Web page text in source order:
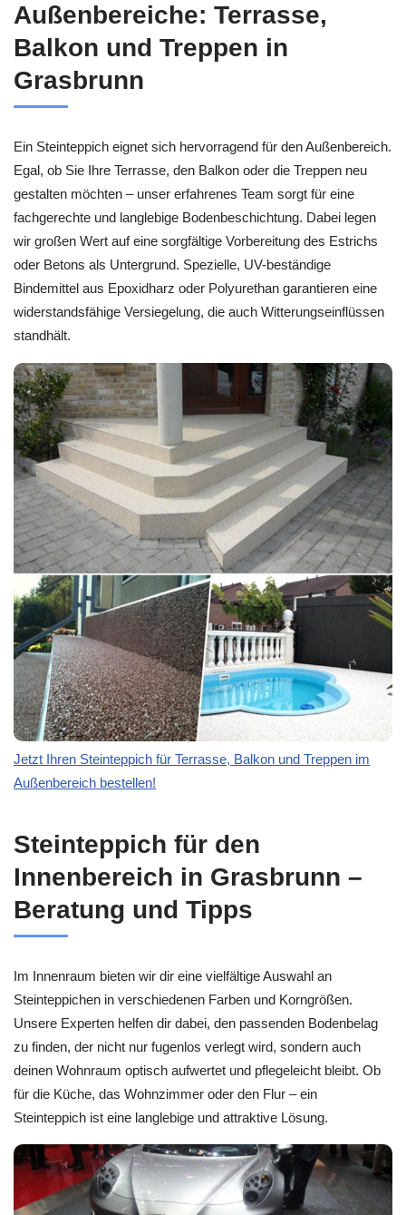
Außenbereiche: Terrasse,
Balkon und Treppen in
Grasbrunn
Ein Steinteppich eignet sich hervorragend für den Außenbereich.
Egal, ob Sie Ihre Terrasse, den Balkon oder die Treppen neu
gestalten möchten – unser erfahrenes Team sorgt für eine
fachgerechte und langlebige Bodenbeschichtung. Dabei legen
wir großen Wert auf eine sorgfältige Vorbereitung des Estrichs
oder Betons als Untergrund. Spezielle, UV-beständige
Bindemittel aus Epoxidharz oder Polyurethan garantieren eine
widerstandsfähige Versiegelung, die auch Witterungseinflüssen
standhält.
Jetzt Ihren Steinteppich für Terrasse, Balkon und Treppen im
Außenbereich bestellen!
Steinteppich für den
Innenbereich in Grasbrunn –
Beratung und Tipps
Im Innenraum bieten wir dir eine vielfältige Auswahl an
Steinteppichen in verschiedenen Farben und Korngrößen.
Unsere Experten helfen dir dabei, den passenden Bodenbelag
zu finden, der nicht nur fugenlos verlegt wird, sondern auch
deinen Wohnraum optisch aufwertet und pflegeleicht bleibt. Ob
für die Küche, das Wohnzimmer oder den Flur – ein
Steinteppich ist eine langlebige und attraktive Lösung.